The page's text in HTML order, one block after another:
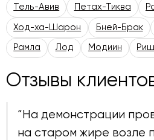
Тель-Авив Петах-Тиква
Ход-ха-Шарон Бней-Брак
Рамла Лод Модиин
Отзывы
“На демонстрации
на старом жире возле